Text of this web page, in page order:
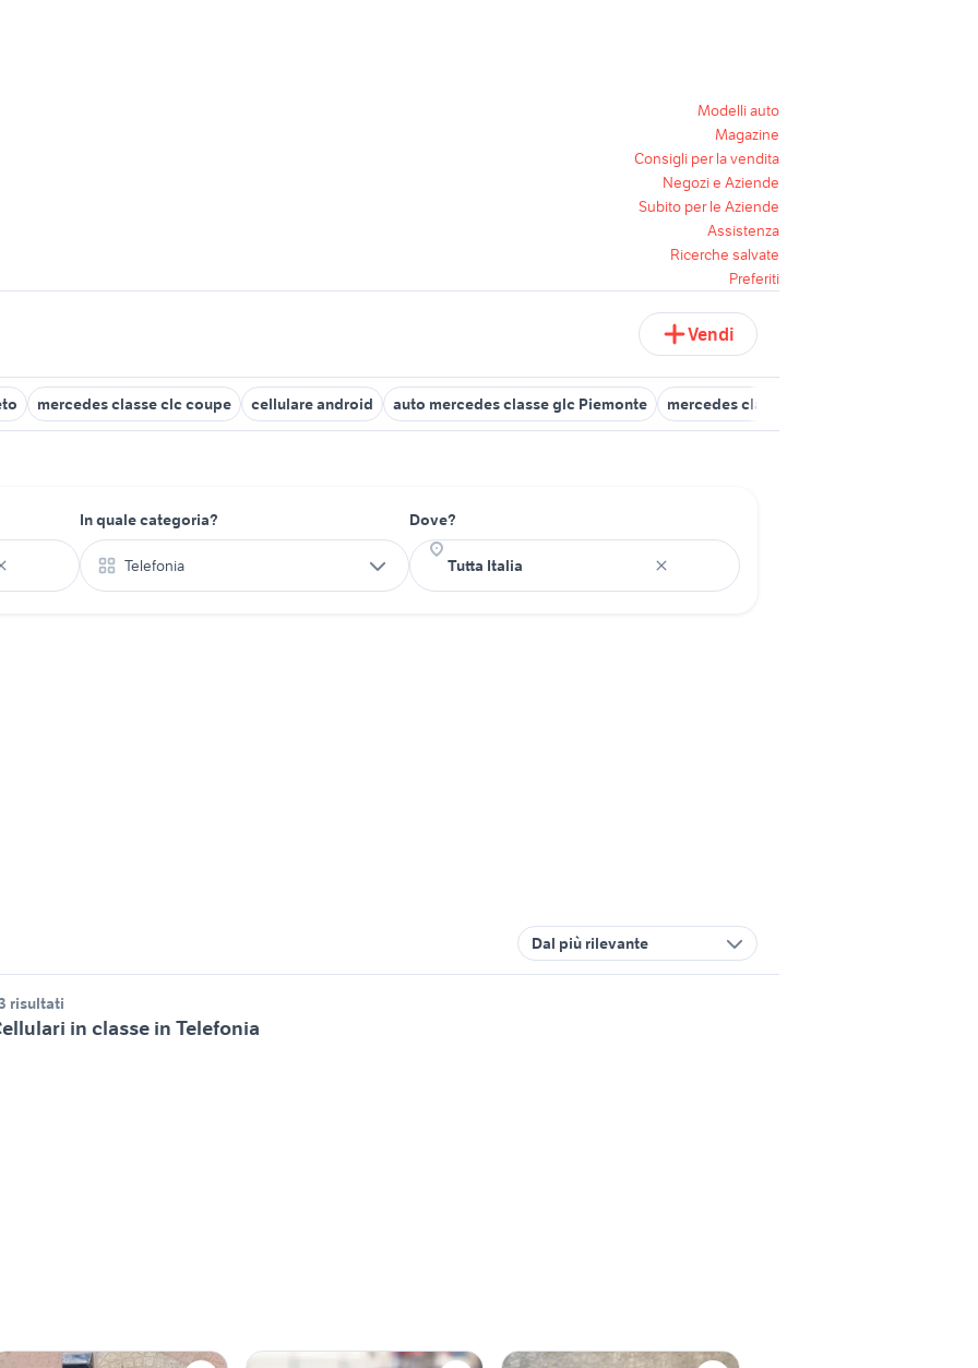
Modelli auto
Magazine
Consigli per la vendita
Negozi e Aziende
Subito per le Aziende
Assistenza
Ricerche salvate
Preferiti
Vendi
mercedes classe clc coupe cellulare android auto mercedes classe glc Piemonte mercedes classe slk gpl
In quale categoria?
Telefonia
Dove?
Dal più rilevante
risultati
in classe in Telefonia